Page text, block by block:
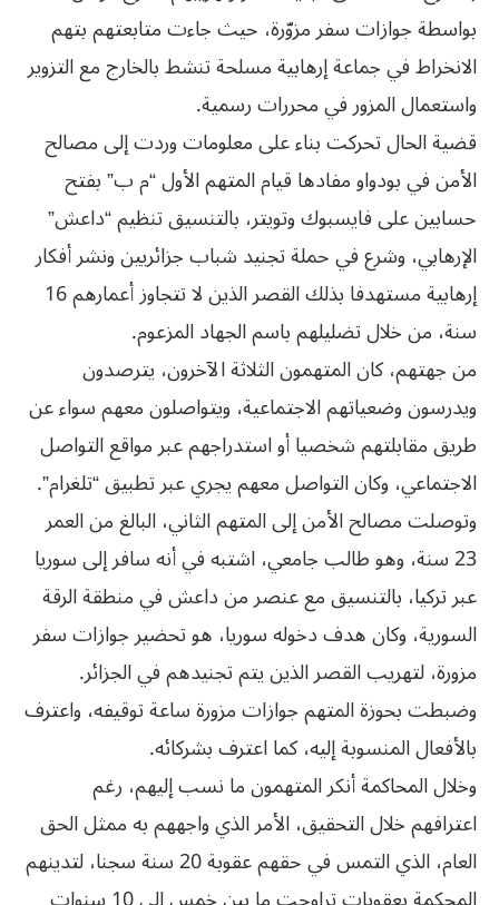
بواسطة جوازات سفر مزوّرة، حيث جاءت متابعتهم بتهم
الانخراط في جماعة إرهابية مسلحة تنشط بالخارج مع التزوير
واستعمال المزور في محررات رسمية.
قضية الحال تحركت بناء على معلومات وردت إلى مصالح
الأمن في بودواو مفادها قيام المتهم الأول “م ب” بفتح
حسابين على فايسبوك وتويتر، بالتنسيق تنظيم “داعش”
الإرهابي، وشرع في حملة تجنيد شباب جزائريين ونشر أفكار
إرهابية مستهدفا بذلك القصر الذين لا تتجاوز أعمارهم 16
سنة، من خلال تضليلهم باسم الجهاد المزعوم.
من جهتهم، كان المتهمون الثلاثة الآخرون، يترصدون
ويدرسون وضعياتهم الاجتماعية، ويتواصلون معهم سواء عن
طريق مقابلتهم شخصيا أو استدراجهم عبر مواقع التواصل
الاجتماعي، وكان التواصل معهم يجري عبر تطبيق “تلغرام”.
وتوصلت مصالح الأمن إلى المتهم الثاني، البالغ من العمر
23 سنة، وهو طالب جامعي، اشتبه في أنه سافر إلى سوريا
عبر تركيا، بالتنسيق مع عنصر من داعش في منطقة الرقة
السورية، وكان هدف دخوله سوريا، هو تحضير جوازات سفر
مزورة، لتهريب القصر الذين يتم تجنيدهم في الجزائر.
وضبطت بحوزة المتهم جوازات مزورة ساعة توقيفه، واعترف
بالأفعال المنسوبة إليه، كما اعترف بشركائه.
وخلال المحاكمة أنكر المتهمون ما نسب إليهم، رغم
اعترافهم خلال التحقيق، الأمر الذي واجههم به ممثل الحق
العام، الذي التمس في حقهم عقوبة 20 سنة سجنا، لتدينهم